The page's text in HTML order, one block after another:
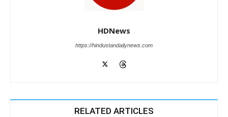
HDNews
https://hindustandailynews.com
RELATED ARTICLES